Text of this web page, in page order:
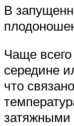
В
Чаще
середине
что